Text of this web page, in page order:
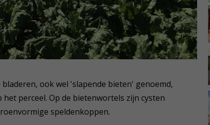
ook wel 'slapende bieten' genoemd,
perceel. Op de bietenwortels zijn cysten
speldenkoppen.